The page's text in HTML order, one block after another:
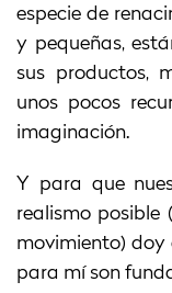
especie de
y pequeñas,
sus productos,
unos pocos
imaginación.
Y para que
realismo posible
movimiento) doy
para mí son